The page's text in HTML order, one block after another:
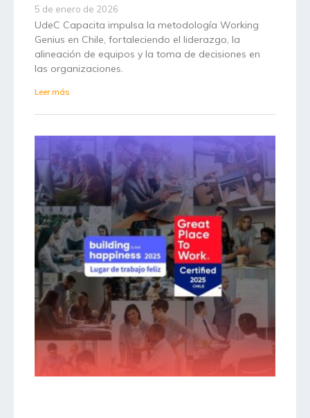
5 de enero de 2026
UdeC Capacita impulsa la metodología Working
Genius en Chile, fortaleciendo el liderazgo, la
alineación de equipos y la toma de decisiones en
las organizaciones.
Leer más